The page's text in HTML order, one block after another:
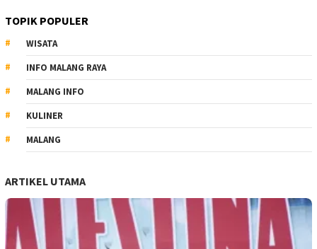
TOPIK POPULER
WISATA
INFO MALANG RAYA
MALANG INFO
KULINER
MALANG
ARTIKEL UTAMA